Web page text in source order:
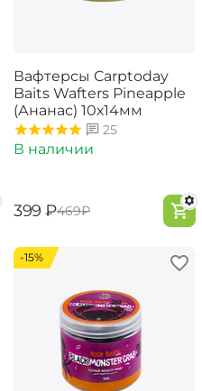
Вафтерсы Carptoday
Baits Wafters Pineapple
(Ананас) 10х14мм
25
В наличии
‍399‍ ₽‍469‍₽
-15%